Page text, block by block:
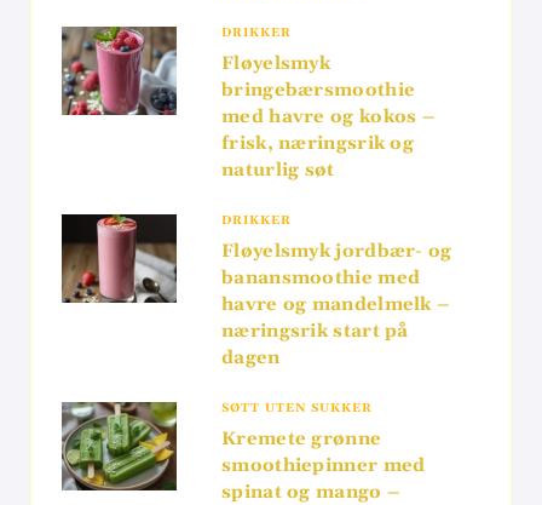
DRIKKER
Fløyelsmyk
bringebærsmoothie
med havre og kokos –
frisk, næringsrik og
naturlig søt
DRIKKER
Fløyelsmyk jordbær- og
banansmoothie med
havre og mandelmelk –
næringsrik start på
dagen
SØTT UTEN SUKKER
Kremete grønne
smoothiepinner med
spinat og mango –